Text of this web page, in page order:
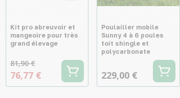
Kit pro abreuvoir et
mangeoire pour très
grand élevage
81,90 €
76,77 €
Poulailler mobile
Sunny 4 à 6 poules
toit shingle et
polycarbonate
229,00 €